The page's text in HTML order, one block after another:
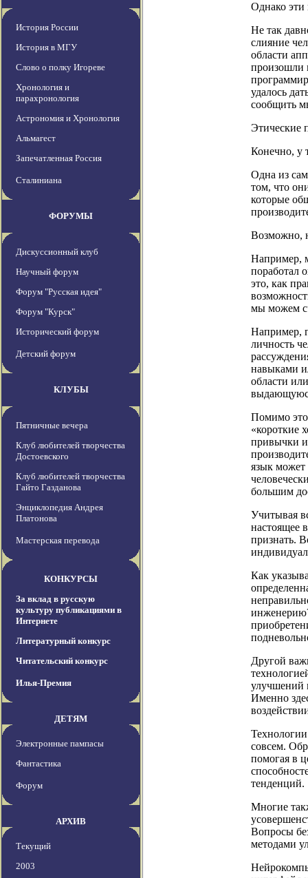
История России
История в МГУ
Слово о полку Игореве
Хронология и
парахронология
Астрономия и Хронология
Альмагест
Запечатленная Россия
Сталиниана
ФОРУМЫ
Дискуссионный клуб
Научный форум
Форум "Русская идея"
Форум "Курск"
Исторический форум
Детский форум
КЛУБЫ
Пятничные вечера
Клуб любителей творчества
Достоевского
Клуб любителей творчества
Гайто Газданова
Энциклопедия Андрея
Платонова
Мастерская перевода
КОНКУРСЫ
За вклад в русскую
культуру публикациями в
Интернете
Литературный конкурс
Читательский конкурс
Илья-Премия
ДЕТЯМ
Электронные пампасы
Фантастика
Форум
АРХИВ
Текущий
2003
Однако эти
Не так
слияние
области
произошли
удалось
сообщить
Этические
Конечно, у
Одна из
том, что
которые
Возможно,
Например,
поработал
это, как
мы можем
Например,
личность
навыками
области
Помимо
«короткие
привычки
язык может
большим
Учитывая
настоящее
признать.
Как
Другой
улучшений
Именно
совсем.
помогая в
тенденций.
Многие
Вопросы
методами